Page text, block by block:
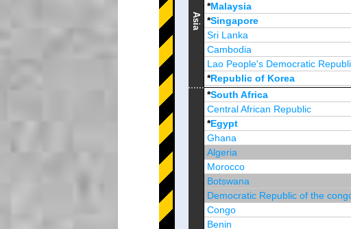
Asia
*Malaysia
*Singapore
Sri Lanka
Cambodia
Lao People's Democratic
*Republic of Korea
Brunei Darussalam
*South Africa
Central African Republic
*Egypt
Ghana
Algeria
Morocco
Botswana
Democratic Republic of the
Congo
Benin